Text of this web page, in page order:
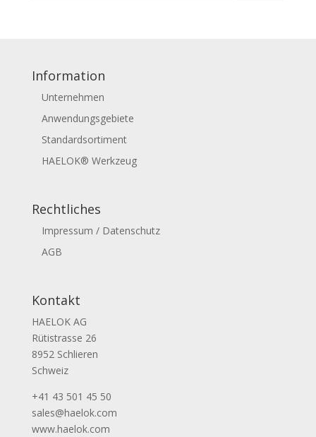
Information
Unternehmen
Anwendungsgebiete
Standardsortiment
HAELOK® Werkzeug
Rechtliches
Impressum / Datenschutz
AGB
Kontakt
HAELOK AG
Rütistrasse 26
8952 Schlieren
Schweiz
+41 43 501 45 50
sales@haelok.com
www.haelok.com